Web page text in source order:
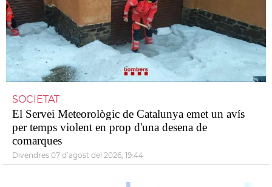
SOCIETAT
El Servei Meteorològic de Catalunya emet un avís
per temps violent en prop d'una desena de
comarques
divendres 07 d’agost del 2026, 19:44